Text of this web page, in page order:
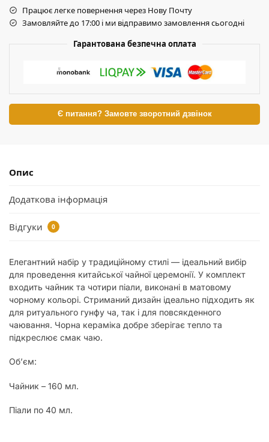
Працює легке повернення через Нову Почту
Замовляйте до 17:00 і ми відправимо замовлення сьогодні
Гарантована безпечна оплата
Є питання? Замовте зворотний дзвінок
Опис
Додаткова інформація
Відгуки 0
Елегантний набір у традиційному стилі — ідеальний вибір
для проведення китайської чайної церемонії. У комплект
входить чайник та чотири піали, виконані в матовому
чорному кольорі. Стриманий дизайн ідеально підходить як
для ритуального гунфу ча, так і для повсякденного
чаювання. Чорна кераміка добре зберігає тепло та
підкреслює смак чаю.
Об’єм:
Чайник – 160 мл.
Піали по 40 мл.